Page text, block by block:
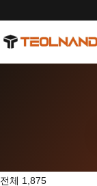
전체 1,875